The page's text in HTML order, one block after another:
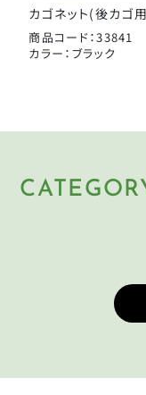
カゴネット(後カゴ
商品コード：33841
カラー：ブラック
HELMET